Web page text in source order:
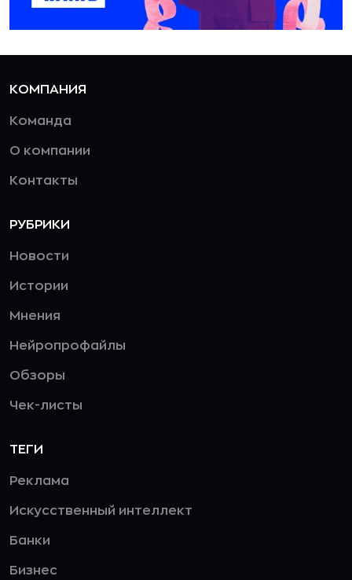
КОМПАНИЯ
Команда
О компании
Контакты
РУБРИКИ
Новости
Истории
Мнения
Нейропрофайлы
Обзоры
Чек-листы
ТЕГИ
Реклама
Искусственный интеллект
Банки
Бизнес